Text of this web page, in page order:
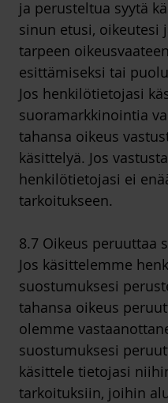
ja perusteltua syytä
sinun etusi, oikeutesi
tarpeen
esittämiseksi tai
Jos henkilötietojasi
suoramarkkinointia
tahansa oikeus
käsittelyä. Jos
henkilötietojasi ei
tarkoitukseen.
8.7 Oikeus peruuttaa
Jos käsittelemme
suostumuksesi
tahansa oikeus
olemme
suostumuksesi
käsittele tietojasi
tarkoituksiin, joihin